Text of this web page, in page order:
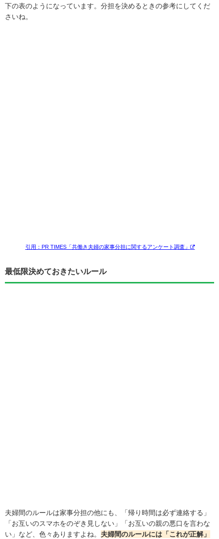
下の表のようになっています。分担を決めるときの参考にしてくだ
さいね。
引用：PR TIMES「共働き夫婦の家事分担に関するアンケート調査」
最低限決めておきたいルール
夫婦間のルールは家事分担の他にも、「帰り時間は必ず連絡する」
「お互いのスマホをのぞき見しない」「お互いの親の悪口を言わな
い」など、色々ありますよね。 夫婦間のルールには「これが正解」